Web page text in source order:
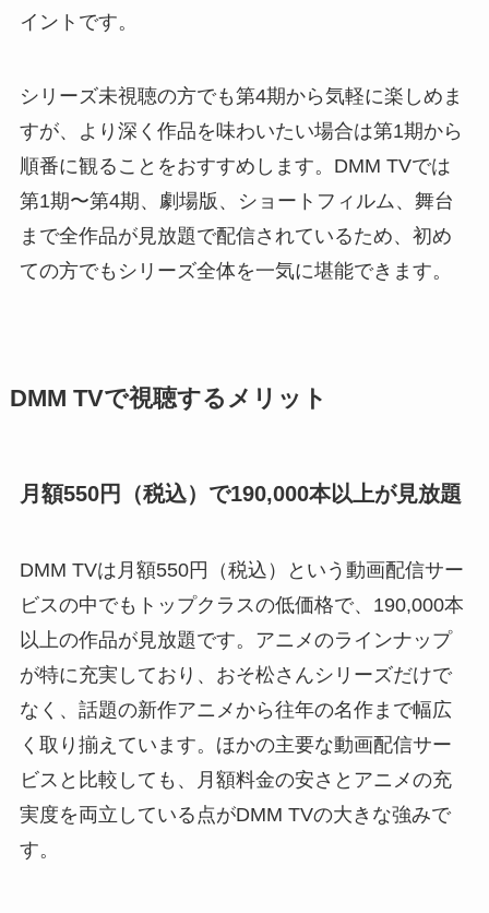
イントです。
シリーズ未視聴の方でも第4期から気軽に楽しめま
すが、より深く作品を味わいたい場合は第1期から
順番に観ることをおすすめします。DMM TVでは
第1期〜第4期、劇場版、ショートフィルム、舞台
まで全作品が見放題で配信されているため、初め
ての方でもシリーズ全体を一気に堪能できます。
DMM TVで視聴するメリット
月額550円（税込）で190,000本以上が見放題
DMM TVは月額550円（税込）という動画配信サー
ビスの中でもトップクラスの低価格で、190,000本
以上の作品が見放題です。アニメのラインナップ
が特に充実しており、おそ松さんシリーズだけで
なく、話題の新作アニメから往年の名作まで幅広
く取り揃えています。ほかの主要な動画配信サー
ビスと比較しても、月額料金の安さとアニメの充
実度を両立している点がDMM TVの大きな強みで
す。